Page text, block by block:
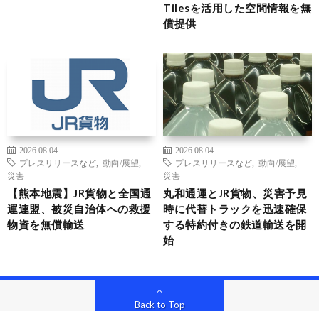
Tilesを活用した空間情報を無
償提供
2026.08.04
プレスリリースなど
動向/展望
災害
【熊本地震】JR貨物と全国通
運連盟、被災自治体への救援
物資を無償輸送
2026.08.04
プレスリリースなど
動向/展望
災害
丸和通運とJR貨物、災害予見
時に代替トラックを迅速確保
する特約付きの鉄道輸送を開
始
Back to Top